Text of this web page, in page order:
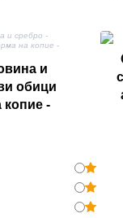
и
обици
-